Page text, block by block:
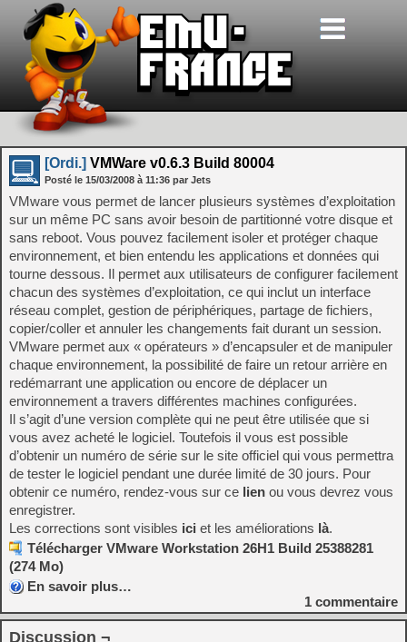
[Ordi.] VMWare v0.6.3 Build 80004
Posté le 15/03/2008 à 11:36 par Jets
VMware vous permet de lancer plusieurs systèmes d’exploitation
sur un même PC sans avoir besoin de partitionné votre disque et
sans reboot. Vous pouvez facilement isoler et protéger chaque
environnement, et bien entendu les applications et données qui
tourne dessous. Il permet aux utilisateurs de configurer facilement
chacun des systèmes d’exploitation, ce qui inclut un interface
réseau complet, gestion de périphériques, partage de fichiers,
copier/coller et annuler les changements fait durant un session.
VMware permet aux « opérateurs » d’encapsuler et de manipuler
chaque environnement, la possibilité de faire un retour arrière en
redémarrant une application ou encore de déplacer un
environnement a travers différentes machines configurées.
Il s’agit d’une version complète qui ne peut être utilisée que si
vous avez acheté le logiciel. Toutefois il vous est possible
d’obtenir un numéro de série sur le site officiel qui vous permettra
de tester le logiciel pendant une durée limité de 30 jours. Pour
obtenir ce numéro, rendez-vous sur ce lien ou vous devrez vous
enregistrer.
Les corrections sont visibles ici et les améliorations là.
Télécharger VMware Workstation 26H1 Build 25388281
(274 Mo)
En savoir plus…
1 commentaire
Discussion ¬